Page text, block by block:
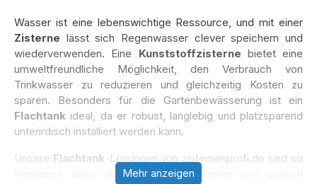
Wasser ist eine lebenswichtige Ressource, und mit einer
Zisterne lässt sich Regenwasser clever speichern und
wiederverwenden. Eine Kunststoffzisterne bietet eine
umweltfreundliche Möglichkeit, den Verbrauch von
Trinkwasser zu reduzieren und gleichzeitig Kosten zu
sparen. Besonders für die Gartenbewässerung ist ein
Flachtank ideal, da er robust, langlebig und platzsparend
unterirdisch installiert werden kann.
Unsere Flachtank-Lösungen von zisternenprofi.de sind so
konzipiert, dass sie nicht im Weg stehen und optisch
Mehr anzeigen